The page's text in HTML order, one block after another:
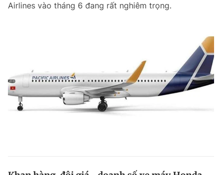
Airlines vào tháng 6 đang rất nghiêm trọng.